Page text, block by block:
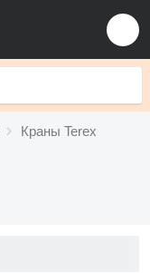
Краны Terex